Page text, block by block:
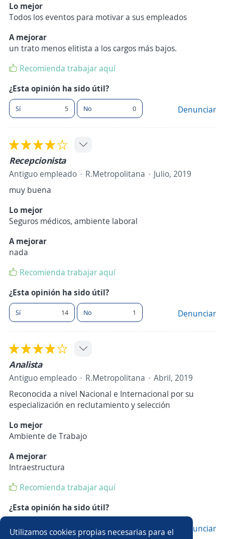
Utilizamos cookies propias necesarias para el
Lo mejor
Todos los eventos para motivar a sus empleados
A mejorar
un trato menos elitista a los cargos más bajos.
Recomienda trabajar aquí
¿Esta opinión ha sido útil?
Sí 5 No 0 Denunciar
Recepcionista
Antiguo empleado R.Metropolitana
Julio, 2019
muy buena
Lo mejor
Seguros médicos, ambiente laboral
A mejorar
nada
Recomienda trabajar aquí
¿Esta opinión ha sido útil?
Sí 14 No 1 Denunciar
Analista
Antiguo empleado R.Metropolitana
Abril, 2019
Reconocida a nivel Nacional e Internacional por su
especialización en reclutamiento y selección
Lo mejor
Ambiente de Trabajo
A mejorar
Intraestructura
Recomienda trabajar aquí
¿Esta opinión ha sido útil?
Sí 10 Denunciar